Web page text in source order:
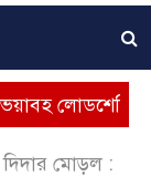
বিদ্যুত –
মোড়ল :